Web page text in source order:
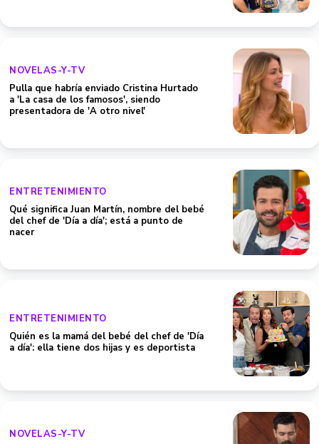
NOVELAS-Y-TV
Pulla que habría enviado Cristina Hurtado
a 'La casa de los famosos', siendo
presentadora de 'A otro nivel'
ENTRETENIMIENTO
Qué significa Juan Martín, nombre del bebé
del chef de 'Día a día'; está a punto de
nacer
ENTRETENIMIENTO
Quién es la mamá del bebé del chef de 'Día
a día': ella tiene dos hijas y es deportista
NOVELAS-Y-TV